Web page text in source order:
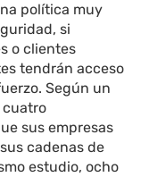
política muy
si
o clientes
tendrán acceso
Según un
cuatro
sus empresas
cadenas de
estudio, ocho